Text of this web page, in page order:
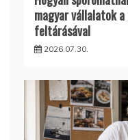
magyar vállalatok
feltárásával
2026.07.30.